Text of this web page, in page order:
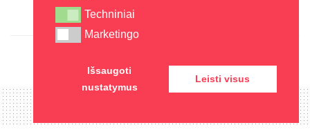
Techniniai
Techniniai
Marketingo
Marketingo
Išsaugoti
nustatymus
Leisti visus